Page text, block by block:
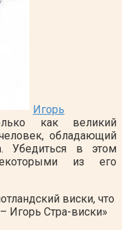
Игорь
как великий
обладающий
Убедиться в этом
из его
виски, что
Игорь Стра-виски»